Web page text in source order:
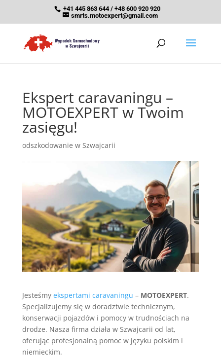
+41 445 863 644 / +48 600 920 920
smrts.motoexpert@gmail.com
Ekspert caravaningu –
MOTOEXPERT w Twoim
zasięgu!
odszkodowanie w Szwajcarii
Jesteśmy ekspertami caravaningu – MOTOEXPERT.
Specjalizujemy się w doradztwie technicznym,
konserwacji pojazdów i pomocy w trudnościach na
drodze. Nasza firma działa w Szwajcarii od lat,
oferując profesjonalną pomoc w języku polskim i
niemieckim.